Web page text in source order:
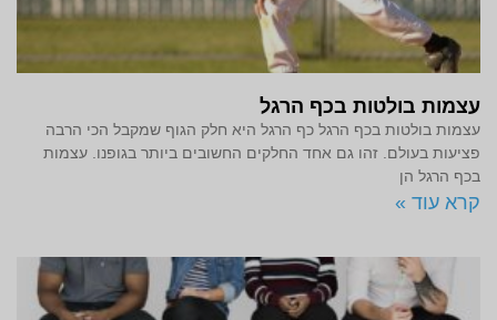
עצמות בולטות בכף הרגל
עצמות בולטות בכף הרגל כף הרגל היא חלק הגוף שמקבל הכי הרבה
פציעות בעולם. זהו גם אחד החלקים החשובים ביותר בגופנו. עצמות
בכף הרגל הן
קרא עוד »